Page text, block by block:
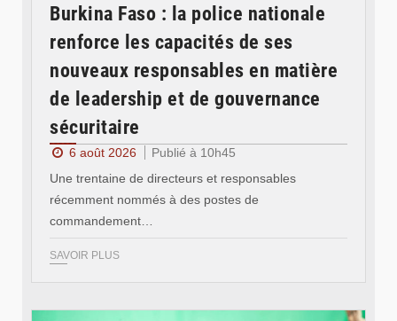
Burkina Faso : la police nationale
renforce les capacités de ses
nouveaux responsables en matière
de leadership et de gouvernance
sécuritaire
6 août 2026
Publié à 10h45
Une trentaine de directeurs et responsables
récemment nommés à des postes de
commandement…
SAVOIR PLUS